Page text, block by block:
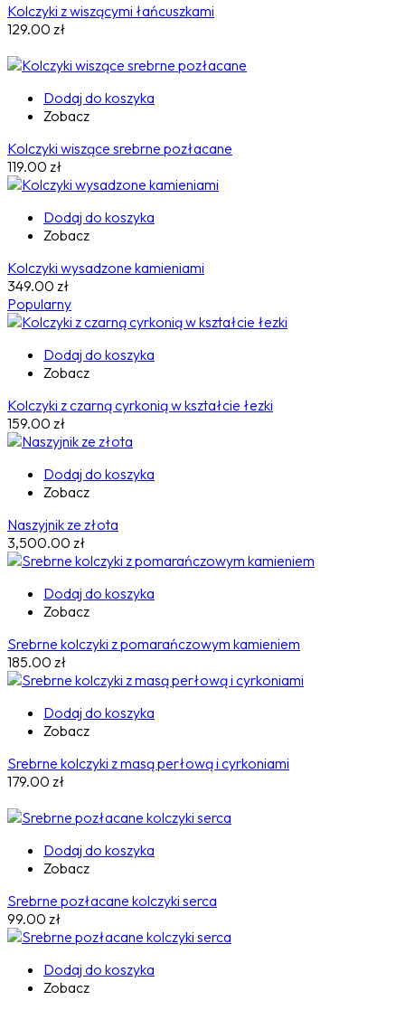
Kolczyki z wiszącymi łańcuszkami
129.00 zł
Dodaj do koszyka
Zobacz
Kolczyki wiszące srebrne pozłacane
119.00 zł
Dodaj do koszyka
Zobacz
Kolczyki wysadzone kamieniami
349.00 zł
Popularny
Dodaj do koszyka
Zobacz
Kolczyki z czarną cyrkonią w kształcie łezki
159.00 zł
Dodaj do koszyka
Zobacz
Naszyjnik ze złota
3,500.00 zł
Dodaj do koszyka
Zobacz
Srebrne kolczyki z pomarańczowym kamieniem
185.00 zł
Dodaj do koszyka
Zobacz
Srebrne kolczyki z masą perłową i cyrkoniami
179.00 zł
Dodaj do koszyka
Zobacz
Srebrne pozłacane kolczyki serca
99.00 zł
Dodaj do koszyka
Zobacz